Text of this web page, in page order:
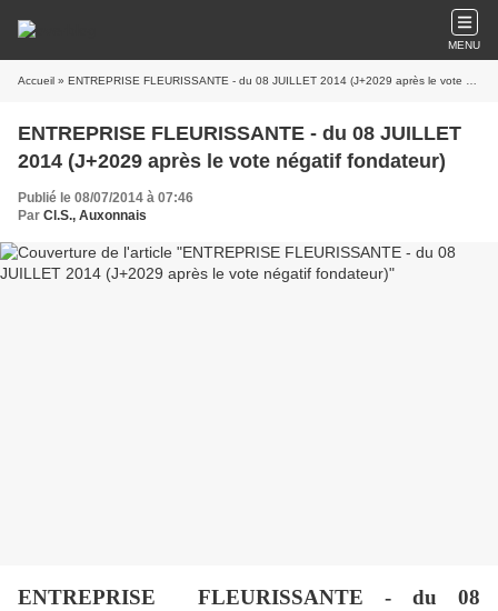
MENU
Accueil » ENTREPRISE FLEURISSANTE - du 08 JUILLET 2014 (J+2029 après le vote négatif fondateur)
ENTREPRISE FLEURISSANTE - du 08 JUILLET
2014 (J+2029 après le vote négatif fondateur)
Publié le 08/07/2014 à 07:46
Par Cl.S., Auxonnais
ENTREPRISE
FLEURISSANTE - du 08